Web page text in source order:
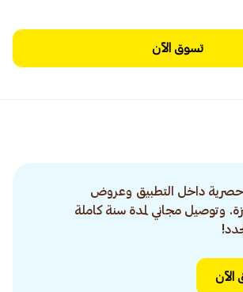
تسوق الآن
حصرية داخل التطبيق وعروض
وتوصيل مجاني لمدة سنة كاملة
الآن